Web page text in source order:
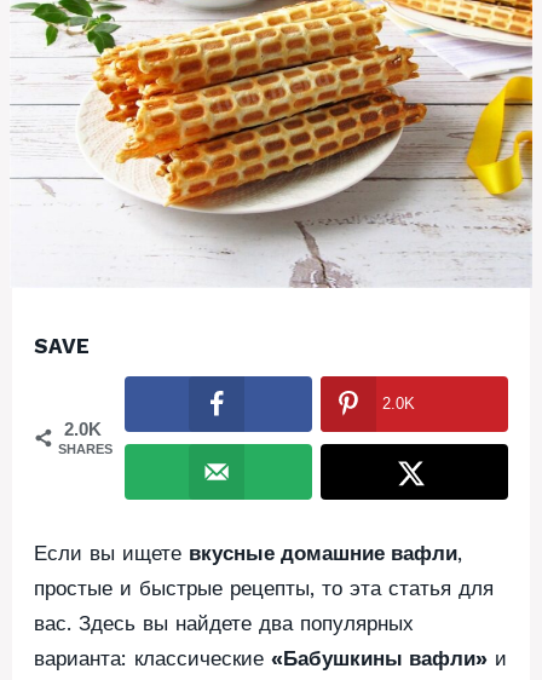
SAVE
2.0K
SHARES
2.0K
Если вы ищете вкусные домашние вафли,
простые и быстрые рецепты, то эта статья для
вас. Здесь вы найдете два популярных
варианта: классические «Бабушкины вафли» и